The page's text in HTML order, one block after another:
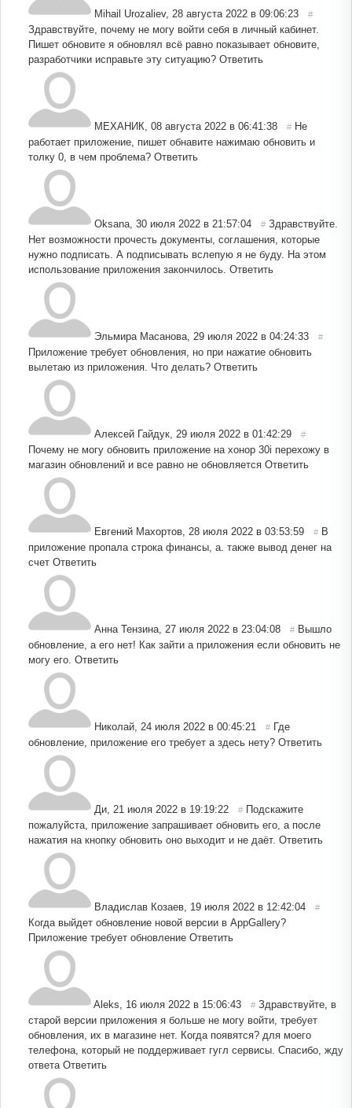
Mihail Urozaliev, 28 августа 2022 в 09:06:23 #
Здравствуйте, почему не могу войти себя в личный кабинет.
Пишет обновите я обновлял всё равно показывает обновите,
разработчики исправьте эту ситуацию? Ответить
МЕХАНИК, 08 августа 2022 в 06:41:38 # Не
работает приложение, пишет обнавите нажимаю обновить и
толку 0, в чем проблема? Ответить
Oksana, 30 июля 2022 в 21:57:04 # Здравствуйте.
Нет возможности прочесть документы, соглашения, которые
нужно подписать. А подписывать вслепую я не буду. На этом
использование приложения закончилось. Ответить
Эльмира Масанова, 29 июля 2022 в 04:24:33 #
Приложение требует обновления, но при нажатие обновить
вылетаю из приложения. Что делать? Ответить
Алексей Гайдук, 29 июля 2022 в 01:42:29 #
Почему не могу обновить приложение на хонор 30i перехожу в
магазин обновлений и все равно не обновляется Ответить
Евгений Махортов, 28 июля 2022 в 03:53:59 # В
приложение пропала строка финансы, а. также вывод денег на
счет Ответить
Анна Тензина, 27 июля 2022 в 23:04:08 # Вышло
обновление, а его нет! Как зайти а приложения если обновить не
могу его. Ответить
Николай, 24 июля 2022 в 00:45:21 # Где
обновление, приложение его требует а здесь нету? Ответить
Ди, 21 июля 2022 в 19:19:22 # Подскажите
пожалуйста, приложение запрашивает обновить его, а после
нажатия на кнопку обновить оно выходит и не даёт. Ответить
Владислав Козаев, 19 июля 2022 в 12:42:04 #
Когда выйдет обновление новой версии в AppGallery?
Приложение требует обновление Ответить
Aleks, 16 июля 2022 в 15:06:43 # Здравствуйте, в
старой версии приложения я больше не могу войти, требует
обновления, их в магазине нет. Когда появятся? для моего
телефона, который не поддерживает гугл сервисы. Спасибо, жду
ответа Ответить